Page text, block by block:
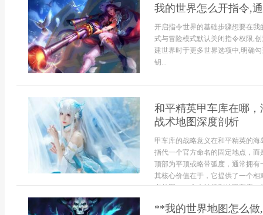
我的世界怎么开指令,
开启指令世界的基础步骤想要在
式与冒险模式默认关闭指令权限,
建世界时于更多世界选项中,明确
钥...
和平精英甲车库在哪
战术地图深度剖析
甲车库的战略意义在和平精英的
指代一个官方命名的固定地点，
顶部为平顶或略带弧度，通常拥
其核心价值在于，它提供了一个
点外围，一个未被搜刮的甲车库
**我的世界地图怎么